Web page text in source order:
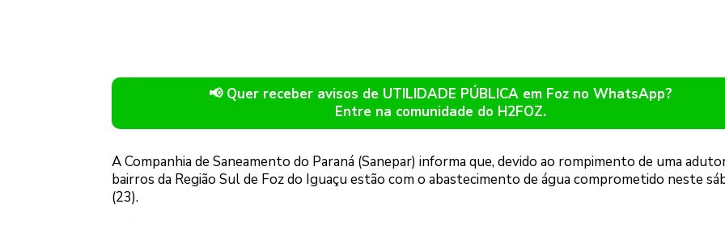
📢 Quer receber avisos de UTILIDADE PÚBLICA em Foz no WhatsApp?
Entre na comunidade do H2FOZ.
A Companhia de Saneamento do Paraná (Sanepar) informa que, devido ao rompimento de uma
bairros da Região Sul de Foz do Iguaçu estão com o abastecimento de água comprometido neste
(23).